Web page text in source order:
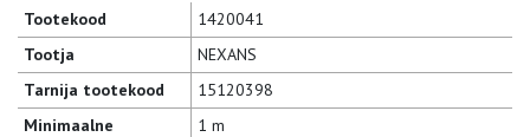
Tootekood
1420041
Tootja
NEXANS
Tarnija tootekood
15120398
Minimaalne
1 m